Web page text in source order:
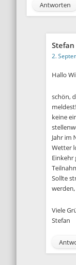
Antworten
2.
Hallo
schön,
keine
Jahr im
Wetter
Einkehr
Sollte
Viele
Stefan